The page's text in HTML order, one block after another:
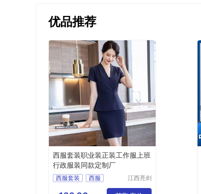
优品推荐
西服套装职业装正装工作服上班
行政服装同款定制厂
西服套装
西服
江西亮剑